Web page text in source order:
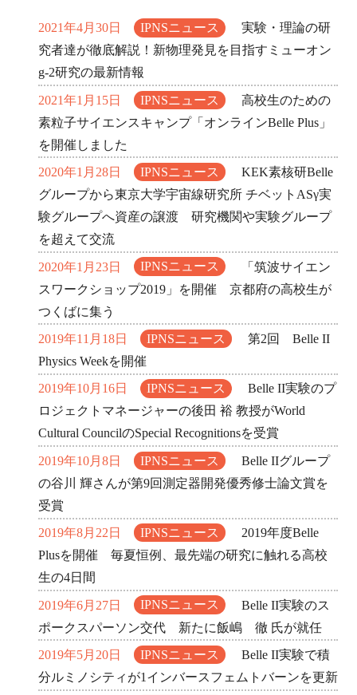
2021年4月30日 IPNSニュース
実験・理論の研
究者達が徹底解説！新物理発見を目指すミューオン
g-2研究の最新情報
2021年1月15日 IPNSニュース
高校生のための
素粒子サイエンスキャンプ「オンラインBelle Plus」
を開催しました
2020年1月28日 IPNSニュース
KEK素核研Belle
グループから東京大学宇宙線研究所 チベットASγ実
験グループへ資産の譲渡 研究機関や実験グループ
を超えて交流
2020年1月23日 IPNSニュース
「筑波サイエン
スワークショップ2019」を開催 京都府の高校生が
つくばに集う
2019年11月18日 IPNSニュース
第2回 Belle II
Physics Weekを開催
2019年10月16日 IPNSニュース
Belle II実験のプ
ロジェクトマネージャーの後田 裕 教授がWorld
Cultural CouncilのSpecial Recognitionsを受賞
2019年10月8日 IPNSニュース
Belle IIグループ
の谷川 輝さんが第9回測定器開発優秀修士論文賞を
受賞
2019年8月22日 IPNSニュース
2019年度Belle
Plusを開催 毎夏恒例、最先端の研究に触れる高校
生の4日間
2019年6月27日 IPNSニュース
Belle II実験のス
ポークスパーソン交代 新たに飯嶋 徹 氏が就任
2019年5月20日 IPNSニュース
Belle II実験で積
分ルミノシティが1インバースフェムトバーンを更新